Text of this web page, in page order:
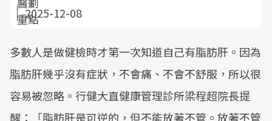
2025-12-08
多數人是做健檢時才第一次知道自己有脂肪肝。因為
脂肪肝幾乎沒有症狀，不會痛、不會不舒服，所以很
容易被忽略。行健大直健康管理診所梁程超院長提
醒：「脂肪肝是可逆的，但不能放著不管。放著不管